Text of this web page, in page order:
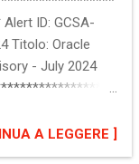
Esistono
per una
alla
of Service
ID: GCSA-
Titolo: Oracle
- July 2024
la Critical
L'aggiornamento
A LEGGERE ]